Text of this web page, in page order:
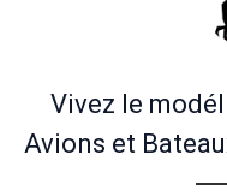
Vivez le
Avions et